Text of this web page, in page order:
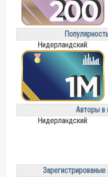
Нидерландский:
Авторы в
Нидерландский: